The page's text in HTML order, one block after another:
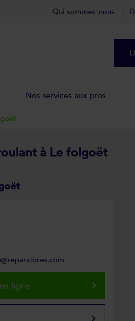
à Le folgoët
ligne keyboard_arrow_right
keyboard_arrow_right
Qui sommes-nous
Nos services aux pros